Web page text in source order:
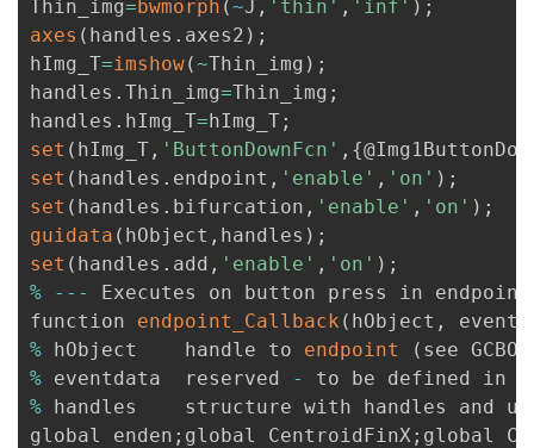
Thin_img=bwmorph (~J , 'thin' , 'inf' ) ;
axes ( handles . axes2 ) ;
hImg_T=imshow(~Thin_img ) ;
handles . Thin_img=Thin_img ;
handles . hImg_T=hImg_T;
set ( hImg_T , 'ButtonDownFcn' , {
set ( handles . endpoint , 'enable' , 'on' ) ;
set ( handles . bifurcation , 'enable' , 'on' ) ;
guidata ( hObject , handles ) ;
set ( handles . add , 'enable' , 'on' ) ;
%
-- - Executes on button press in endpoint
function endpoint_Callback ( hObject ,
% hObject    handle to endpoint ( see GCBO
% eventdata  reserved
-
% handles    structure with handles and
global enden ; global CentroidFinX ; global